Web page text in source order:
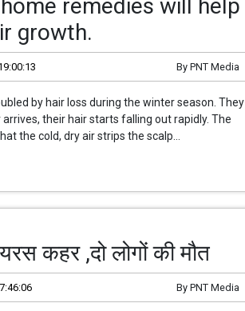
remedies will help
growth.
By PNT Media
by hair loss during the winter season. They
their hair starts falling out rapidly. The
the cold, dry air strips the scalp...
कहर ,दो लोगों की मौत
By PNT Media